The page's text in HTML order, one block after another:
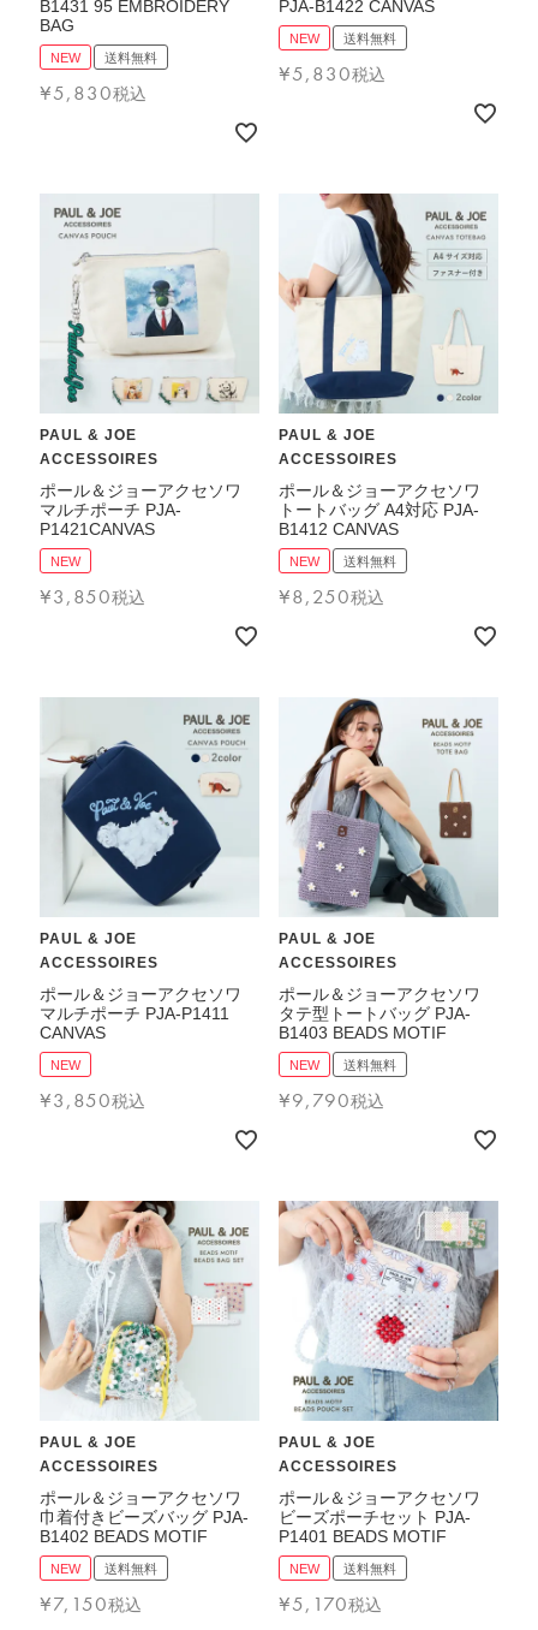
ブランド
TOPICS
FEATURE
ご利用ガイド
会社概要
特定商取引法に基づく表記
プライバシーポリシー
B1431 95 EMBROIDERY
BAG
NEW 送料無料
¥5,830税込
PJA-B1422 CANVAS
NEW 送料無料
¥5,830税込
PAUL & JOE
ACCESSOIRES
ポール＆ジョーアクセソワ
マルチポーチ PJA-
P1421CANVAS
NEW
¥3,850税込
PAUL & JOE
ACCESSOIRES
ポール＆ジョーアクセソワ
トートバッグ A4対応 PJA-
B1412 CANVAS
NEW 送料無料
¥8,250税込
PAUL & JOE
ACCESSOIRES
ポール＆ジョーアクセソワ
マルチポーチ PJA-P1411
CANVAS
NEW
¥3,850税込
PAUL & JOE
ACCESSOIRES
ポール＆ジョーアクセソワ
タテ型トートバッグ PJA-
B1403 BEADS MOTIF
NEW 送料無料
¥9,790税込
PAUL & JOE
ACCESSOIRES
ポール＆ジョーアクセソワ
巾着付きビーズバッグ PJA-
B1402 BEADS MOTIF
NEW 送料無料
¥7,150税込
PAUL & JOE
ACCESSOIRES
ポール＆ジョーアクセソワ
ビーズポーチセット PJA-
P1401 BEADS MOTIF
NEW 送料無料
¥5,170税込